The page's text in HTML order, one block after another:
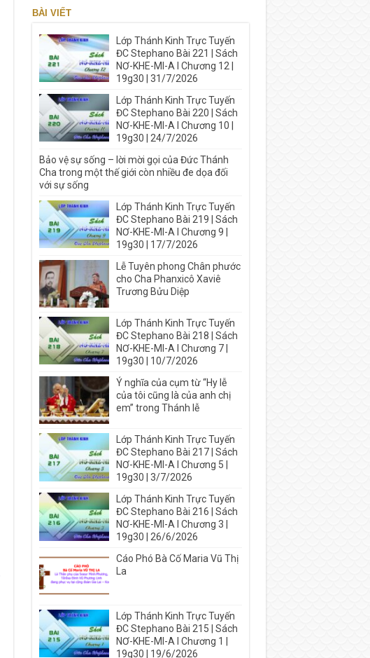
BÀI VIẾT
Lớp Thánh Kinh Trực Tuyến
ĐC Stephano Bài 221 | Sách
NƠ-KHE-MI-A I Chương 12 |
19g30 | 31/7/2026
Lớp Thánh Kinh Trực Tuyến
ĐC Stephano Bài 220 | Sách
NƠ-KHE-MI-A I Chương 10 |
19g30 | 24/7/2026
Bảo vệ sự sống – lời mời gọi của Đức Thánh
Cha trong một thế giới còn nhiều đe dọa đối
với sự sống
Lớp Thánh Kinh Trực Tuyến
ĐC Stephano Bài 219 | Sách
NƠ-KHE-MI-A I Chương 9 |
19g30 | 17/7/2026
Lễ Tuyên phong Chân phước
cho Cha Phanxicô Xaviê
Trương Bửu Diệp
Lớp Thánh Kinh Trực Tuyến
ĐC Stephano Bài 218 | Sách
NƠ-KHE-MI-A I Chương 7 |
19g30 | 10/7/2026
Ý nghĩa của cụm từ “Hy lễ
của tôi cũng là của anh chị
em” trong Thánh lễ
Lớp Thánh Kinh Trực Tuyến
ĐC Stephano Bài 217 | Sách
NƠ-KHE-MI-A I Chương 5 |
19g30 | 3/7/2026
Lớp Thánh Kinh Trực Tuyến
ĐC Stephano Bài 216 | Sách
NƠ-KHE-MI-A I Chương 3 |
19g30 | 26/6/2026
Cáo Phó Bà Cố Maria Vũ Thị
La
Lớp Thánh Kinh Trực Tuyến
ĐC Stephano Bài 215 | Sách
NƠ-KHE-MI-A I Chương 1 |
19g30 | 19/6/2026